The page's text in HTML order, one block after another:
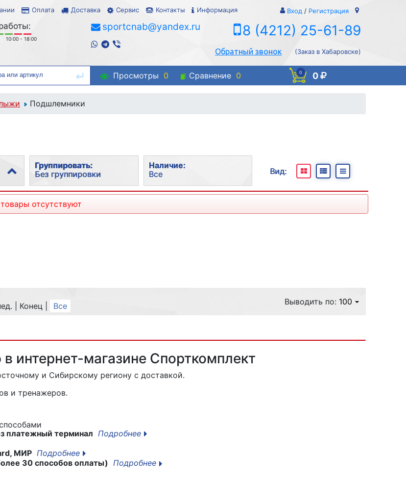
Оплата Доставка Сервис Контакты Информация Вход / Регистрация
10:00 - 18:00
sportcnab@yandex.ru 8 (4212) 25-61-89
Обратный звонок (Заказ в Хабаровске)
Просмотры 0 Сравнение 0 0 0
Подшлемники
Группировать:
Без группировки
Без группировки
Наличие:
Все
Все
В наличии
Вид:
отсутствуют
| Конец
Все Выводить по: 100
интернет-магазине Спорткомплект
и Сибирскому региону с доставкой.
и тренажеров.
платежный терминал Подробнее
МИР Подробнее
30 способов оплаты) Подробнее